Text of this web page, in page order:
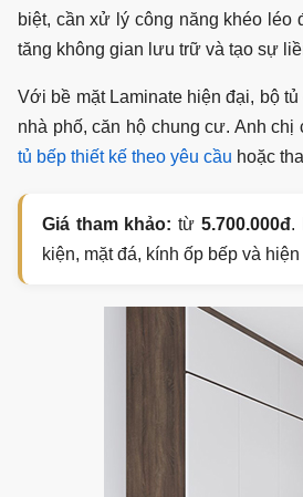
biệt, cần xử lý công năng khéo léo
tăng không gian lưu trữ và tạo sự
Với bề mặt Laminate hiện đại, bộ
nhà phố, căn hộ chung cư. Anh chị
tủ bếp thiết kế theo yêu cầu hoặc
Giá tham khảo: từ 5.700.000đ.
kiện, mặt đá, kính ốp bếp và